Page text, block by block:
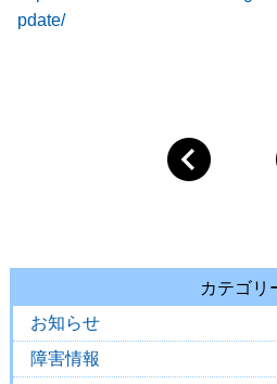
pdate/
カテゴリ
お知らせ
障害情報